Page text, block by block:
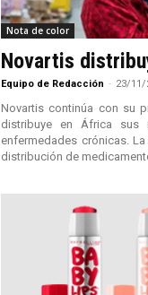
Nota de color
Novartis
Equipo de Redacción - 23/11/
Novartis continúa con su
distribuye en África sus
enfermedades crónicas.
distribución de